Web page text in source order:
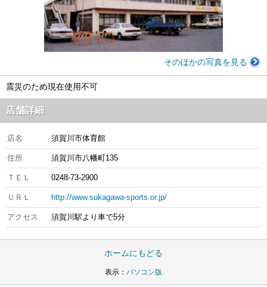
そのほかの写真を見る
震災のため現在使用不可
店舗詳細
店名 須賀川市体育館
住所 須賀川市八幡町135
ＴＥＬ 0248-73-2900
ＵＲＬ http://www.sukagawa-sports.or.jp/
アクセス 須賀川駅より車で5分
ホームにもどる
表示： パソコン版